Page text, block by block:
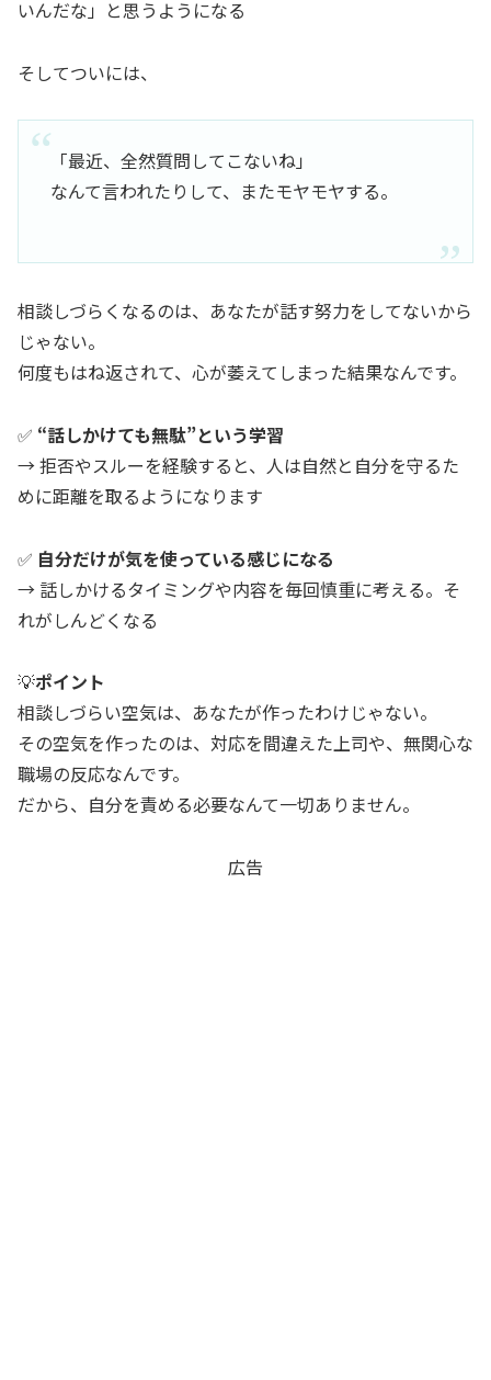
いんだな」と思うようになる
そしてついには、
「最近、全然質問してこないね」
なんて言われたりして、またモヤモヤする。
相談しづらくなるのは、あなたが話す努力をしてないから
じゃない。
何度もはね返されて、心が萎えてしまった結果なんです。
✅ “話しかけても無駄”という学習
→ 拒否やスルーを経験すると、人は自然と自分を守るた
めに距離を取るようになります
✅ 自分だけが気を使っている感じになる
→ 話しかけるタイミングや内容を毎回慎重に考える。そ
れがしんどくなる
💡ポイント
相談しづらい空気は、あなたが作ったわけじゃない。
その空気を作ったのは、対応を間違えた上司や、無関心な
職場の反応なんです。
だから、自分を責める必要なんて一切ありません。
広告